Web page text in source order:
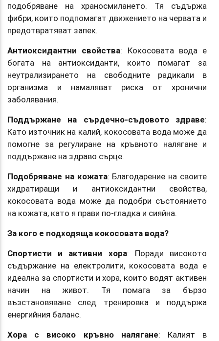
подобряване на храносмилането. Тя съдържа
фибри, които подпомагат движението на червата и
предотвратяват запек.
Антиоксидантни свойства: Кокосовата вода е
богата на антиоксиданти, които помагат за
неутрализирането на свободните радикали в
организма и намаляват риска от хронични
заболявания.
Поддържане на сърдечно-съдовото здраве:
Като източник на калий, кокосовата вода може да
помогне за регулиране на кръвното налягане и
поддържане на здраво сърце.
Подобряване на кожата: Благодарение на своите
хидратиращи и антиоксидантни свойства,
кокосовата вода може да подобри състоянието
на кожата, като я прави по-гладка и сияйна.
За кого е подходяща кокосовата вода?
Спортисти и активни хора: Поради високото
съдържание на електролити, кокосовата вода е
идеална за спортисти и хора, които водят активен
начин на живот. Тя помага за бързо
възстановяване след тренировка и поддържа
енергийния баланс.
Хора с високо кръвно налягане: Калият в